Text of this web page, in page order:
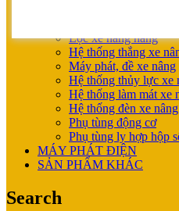
Lọc xe nâng hàng
Hệ thống thắng xe
Máy phát, đề xe nâng
Hệ thống thủy lực xe
Hệ thống làm mát xe
Hệ thống đèn xe nâng
Phụ tùng động cơ
Phụ tùng ly hợp hộp
MÁY PHÁT ĐIỆN
SẢN PHẨM KHÁC
Search